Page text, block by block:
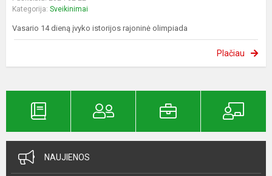
Kategorija: Sveikinimai
Vasario 14 dieną įvyko istorijos rajoninė olimpiada
Plačiau
NAUJIENOS